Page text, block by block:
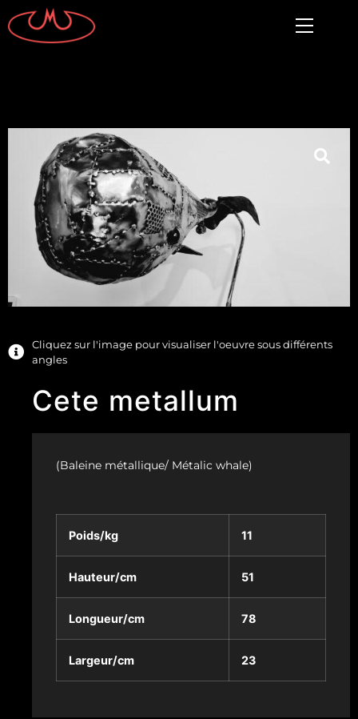
Cliquez sur l'image pour visualiser l'oeuvre sous différents
angles
Cete metallum
(Baleine métallique/ Métalic whale)
Poids/kg 11
Hauteur/cm 51
Longueur/cm 78
Largeur/cm 23